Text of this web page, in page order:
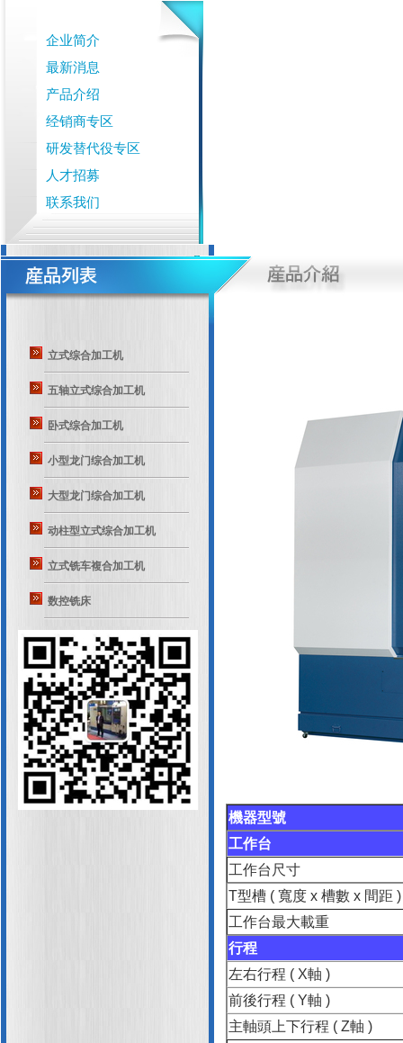
企业简介
最新消息
产品介绍
经销商专区
研发替代役专区
人才招募
联系我们
立式综合加工机
五轴立式综合加工机
卧式综合加工机
小型龙门综合加工机
大型龙门综合加工机
动柱型立式综合加工机
立式铣车複合加工机
数控铣床
機器型號
工作台
工作台尺寸
T型槽 ( 寬度 x 槽數 x 間距 )
工作台最大載重
行程
左右行程 ( X軸 )
前後行程 ( Y軸 )
主軸頭上下行程 ( Z軸 )